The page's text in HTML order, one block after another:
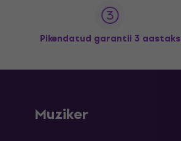
Pikendatud garantii 3 aastaks
Muziker